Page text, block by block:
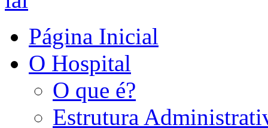
Página Inicial
O Hospital
O que é?
Estrutura